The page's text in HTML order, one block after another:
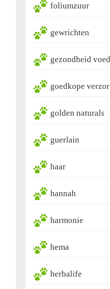
foliumzuur
gewrichten
gezondheid
goedkope
golden naturals
guerlain
haar
hannah
harmonie
hema
herbalife